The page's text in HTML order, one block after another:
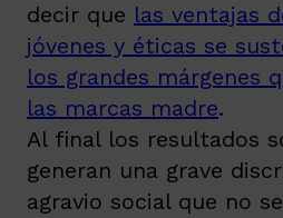
decir que las ventajas
jóvenes y éticas se
los grandes márgenes
las marcas madre.
Al final los resultados
generan una grave
agravio social que no